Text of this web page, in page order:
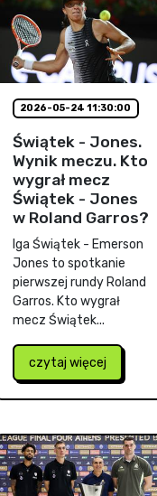
2026-05-24 11:30:00
Świątek - Jones.
Wynik meczu. Kto
wygrał mecz
Świątek - Jones
w Roland Garros?
Iga Świątek - Emerson
Jones to spotkanie
pierwszej rundy Roland
Garros. Kto wygrał
mecz Świątek...
czytaj więcej